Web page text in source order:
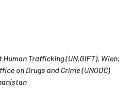
Trafficking (UN.GIFT), Wien;
on Drugs and Crime (UNODC)